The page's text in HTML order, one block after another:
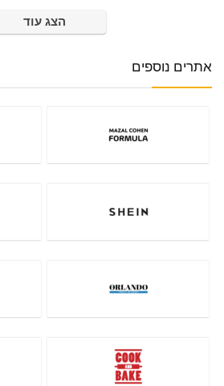
הצג עוד
אתרים נוספים